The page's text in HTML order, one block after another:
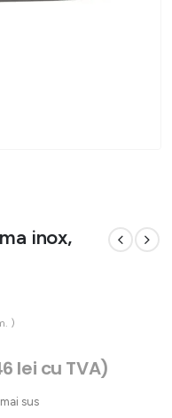
inox,
)
lei cu TVA)
sus